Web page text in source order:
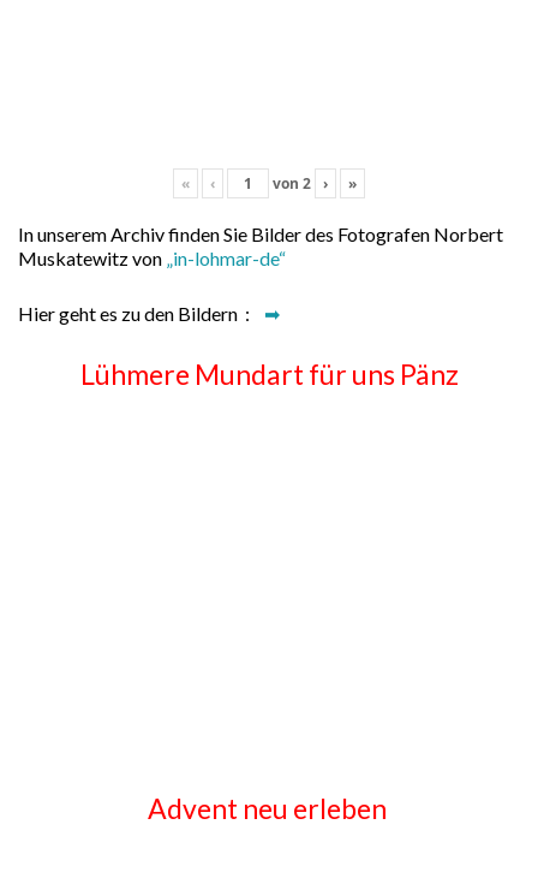
« ‹ von 2 › »
In unserem Archiv finden Sie Bilder des Fotografen Norbert
Muskatewitz von „in-lohmar-de“
Hier geht es zu den Bildern : ➡
Lühmere Mundart für uns Pänz
Advent neu erleben